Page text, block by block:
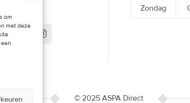
om
met deze
Zondag
© 2025 ASPA Direct